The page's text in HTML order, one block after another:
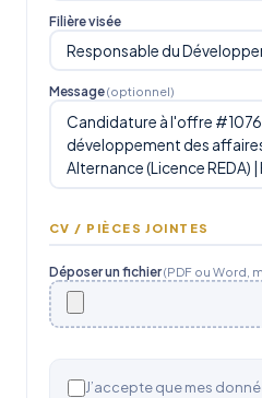
Filière visée
Message(optionnel)
CV / PIÈCES JOINTES
Déposer un fichier(PDF ou Word,
J’accepte que mes